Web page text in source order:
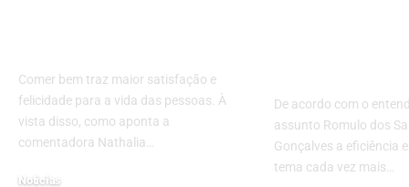
Comer bem traz maior satisfação e
felicidade para a vida das pessoas. À
vista disso, como aponta a
comentadora Nathalia…
Noticias
De acordo com o
assunto Romulo dos
Gonçalves a eficiência
tema cada vez mais…